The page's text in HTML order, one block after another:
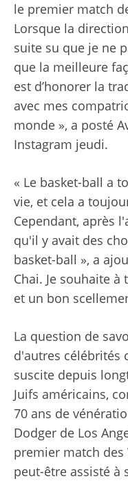
le premier match
Lorsque la
suite su que je ne
que la meilleure
est d’honorer la
avec mes
monde », a posté
Instagram jeudi.
« Le basket-ball a
vie, et cela a
Cependant, après
qu'il y avait des
basket-ball », a
Chai. Je souhaite
et un bon
La question de
d'autres célébrités
suscite depuis
Juifs américains,
70 ans de
Dodger de Los
premier match des
peut-être assisté à